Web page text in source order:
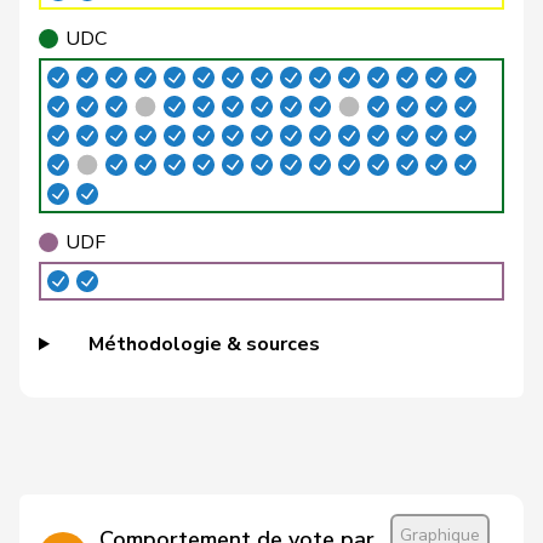
Brenzikofer Florence G BL
Brizzi Simona PSS S AG
Büchel
Roland
Rino
UDC V SG
Buffat Michaël UDC V
VD
Bühler
Manfred UDC V
BE
Marbach
Christine Centre
M-E ZH
UDC
UDF
Méthodologie & sources
Graphique